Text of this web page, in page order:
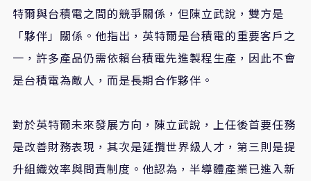
特爾與台積電之間的競爭關係，但陳立武說，雙方是
「夥伴」關係。他指出，英特爾是台積電的重要客戶之
一，許多產品仍需依賴台積電先進製程生產，因此不會
是台積電為敵人，而是長期合作夥伴。
對於英特爾未來發展方向，陳立武說，上任後首要任務
是改善財務表現，其次是延攬世界級人才，第三則是提
升組織效率與問責制度。他認為，半導體產業已進入新